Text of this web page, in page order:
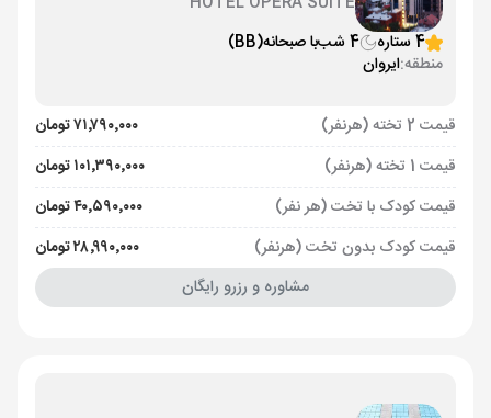
4 ستاره
4 شب با صبحانه(BB)
منطقه:ایروان
قیمت 2 تخته (هرنفر)
۷۱٬۷۹۰٬۰۰۰ تومان
قیمت 1 تخته (هرنفر)
۱۰۱٬۳۹۰٬۰۰۰ تومان
قیمت کودک با تخت (هر نفر)
۴۰٬۵۹۰٬۰۰۰ تومان
قیمت کودک بدون تخت (هرنفر)
۲۸٬۹۹۰٬۰۰۰ تومان
مشاوره و رزرو رایگان